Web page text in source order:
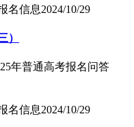
名信息2024/10/29
）
年普通高考报名问答
名信息2024/10/29